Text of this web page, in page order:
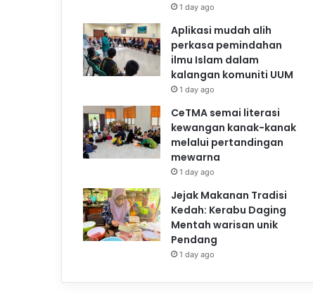
1 day ago
Aplikasi mudah alih
perkasa pemindahan
ilmu Islam dalam
kalangan komuniti UUM
1 day ago
CeTMA semai literasi
kewangan kanak-kanak
melalui pertandingan
mewarna
1 day ago
Jejak Makanan Tradisi
Kedah: Kerabu Daging
Mentah warisan unik
Pendang
1 day ago